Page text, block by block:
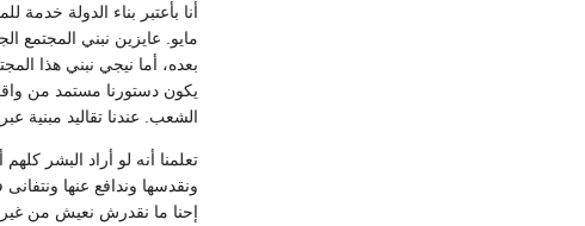
مايو. عايزين نبني المجتمع
بعده، أما نيجي نبني هذا
الشعب. عندنا تقاليد
تعلمنا أنه لو أراد البشر
ونقدسها وندافع عنها
إحنا ما نقدرش نعيش من غير